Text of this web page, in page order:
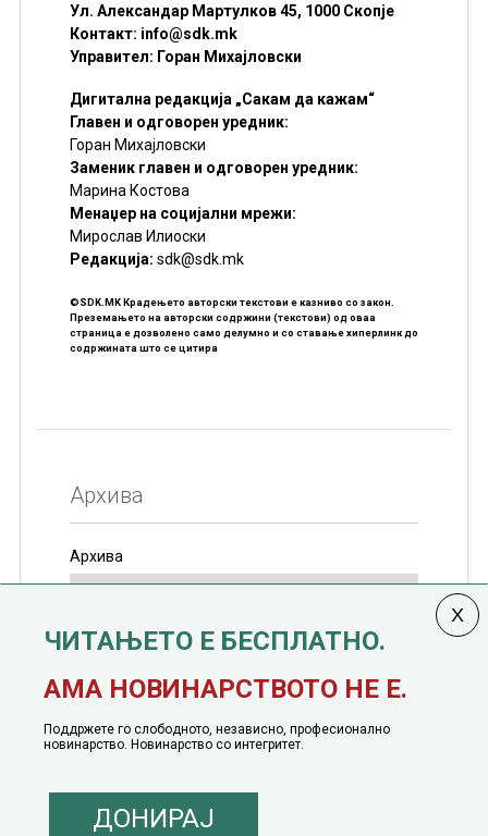
Ул. Александар Мартулков 45, 1000 Скопје
Контакт: info@sdk.mk
Управител: Горан Михајловски
Дигитална редакција „Сакам да кажам“
Главен и одговорен уредник:
Горан Михајловски
Заменик главен и одговорен уредник:
Марина Костова
Менаџер на социјални мрежи:
Мирослав Илиоски
Редакцијa: sdk@sdk.mk
©SDK.MK Крадењето авторски текстови е казниво со закон.
Преземањето на авторски содржини (текстови) од оваа
страница е дозволено само делумно и со ставање хиперлинк до
содржината што се цитира
Архива
Архива
јануари, 1991 година
ЧИТАЊЕТО Е БЕСПЛАТНО.
АМА НОВИНАРСТВОТО НЕ Е.
Поддржете го слободното, независно, професионално
новинарство. Новинарство со интегритет.
ДОНИРАЈ